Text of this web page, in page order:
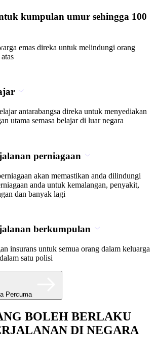
kumpulan umur sehingga 100
emas direka untuk melindungi orang
antarabangsa direka untuk menyediakan
utama semasa belajar di luar negara
perniagaan
akan memastikan anda dilindungi
anda untuk kemalangan, penyakit,
dan banyak lagi
berkumpulan
insurans untuk semua orang dalam keluarga
satu polisi
Percuma
BOLEH BERLAKU
DI NEGARA